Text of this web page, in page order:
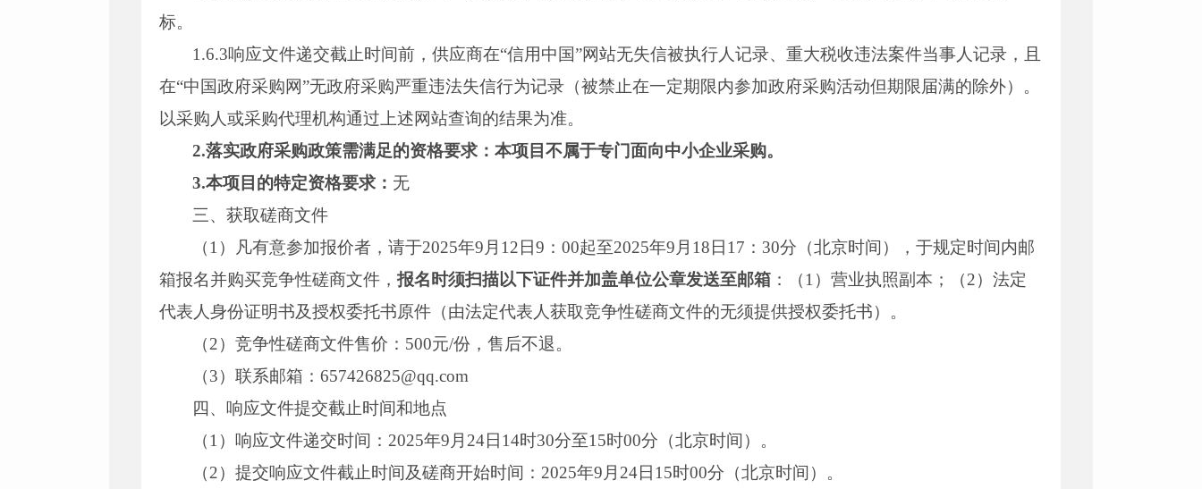
标。
1.6.3响应文件递交截止时间前，供应商在“信用中国”网站无失信被执行人记录、重大税收违法案件当事人记录，且
在“中国政府采购网”无政府采购严重违法失信行为记录（被禁止在一定期限内参加政府采购活动但期限届满的除外）。
以采购人或采购代理机构通过上述网站查询的结果为准。
2.落实政府采购政策需满足的资格要求：本项目不属于专门面向中小企业采购。
3.本项目的特定资格要求： 无
三、获取磋商文件
（1）凡有意参加报价者，请于2025年9月12日9：00起至2025年9月18日17：30分（北京时间），于规定时间内邮
箱报名并购买竞争性磋商文件， 报名时须扫描以下证件并加盖单位公章发送至邮箱 ：（1）营业执照副本；（2）法定
代表人身份证明书及授权委托书原件（由法定代表人获取竞争性磋商文件的无须提供授权委托书）。
（2）竞争性磋商文件售价：500元/份，售后不退。
（3）联系邮箱：657426825@qq.com
四、响应文件提交截止时间和地点
（1）响应文件递交时间：2025年9月24日14时30分至15时00分（北京时间）。
（2）提交响应文件截止时间及磋商开始时间：2025年9月24日15时00分（北京时间）。